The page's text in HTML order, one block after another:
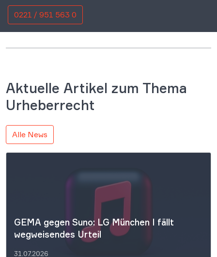
0221 / 951 563 0
Aktuelle Artikel zum Thema
Urheberrecht
Alle News
GEMA gegen Suno: LG München I fällt
wegweisendes Urteil
31.07.2026